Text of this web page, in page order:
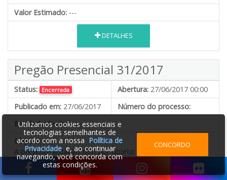
Valor Estimado: ---
DETALHES
Pregão Presencial 31/2017
Status: Encerrada Abertura: 27/06/2017 00:00
Publicado em: 27/06/2017
Número do processo:
Entidade:Prefeitura
Objeto:
A presente licitação tem por objeto a implantação de
Registro de Preços para futura eventual aquisição de
vestuários que farão parte de kits de enxovais para bebês
Utilizamos cookies essenciais e
tecnologias semelhantes de
acordo com a nossa Política de
Privacidadee, ao continuar
navegando, você concorda com
estas condições.
CONCORDO